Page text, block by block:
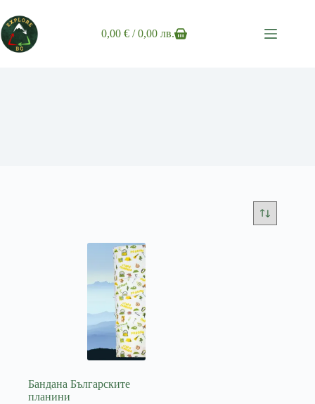
to
content
Shopping
0,00€ / 0,00 лв.
Бандана Българските
планини